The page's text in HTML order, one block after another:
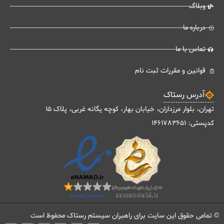
هوش مصنوعی کاربردی برای مدیران
تـمـاس بـگیریـد
تـمـاس بـگیریـد
دوره درون سازمانی
تماس بگیرید
وبلاگ
درباره ما
تماس با ما
قوانین و مقررات ثبت نام
آدرس رستاک
تهران، بلوار مرزداران، خیابان بهار، کوچه یگانه غربی، پلاک 15
کدپستی: 1461783651
© تمامی حقوق این سایت برای راهبران سیستم رستاک محفوظ است